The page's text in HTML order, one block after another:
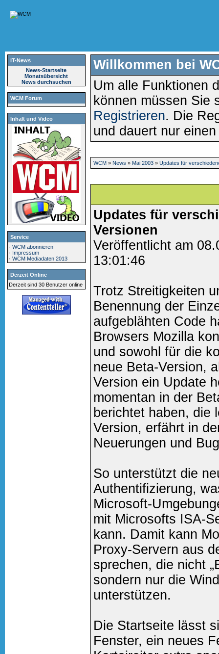
IT-News
News-Startseite
Monatsübersicht
News durchsuchen
WCM Forum
Inhalt und Video
Service
·WCM abonnieren
· Impressum
·WCM Mediadaten 2013
Derzeit Online
Derzeit sind 30 Benutzer online
Willkommen bei
Um alle Funktionen
können müssen Sie
Registrieren. Die
und dauert nur
WCM» News » Mai 2003» Updates für
Updates für
Versionen
Veröffentlicht am
13:01:46
Trotz Streitigkeiten
Benennung der
aufgeblähten Code
Browsers Mozilla
und sowohl für die
neue Beta-Version,
Version ein Update
momentan in der
berichtet haben, die
Version, erfährt in
Neuerungen und
So unterstützt die
Authentifizierung,
Microsoft-
mit Microsofts ISA-
kann. Damit kann
Proxy-Servern aus
sprechen, die nicht
sondern nur die
unterstützen.
Die Startseite lässt
Fenster, ein neues